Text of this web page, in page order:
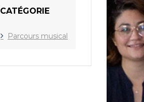
CATÉGORIE
Parcours musical